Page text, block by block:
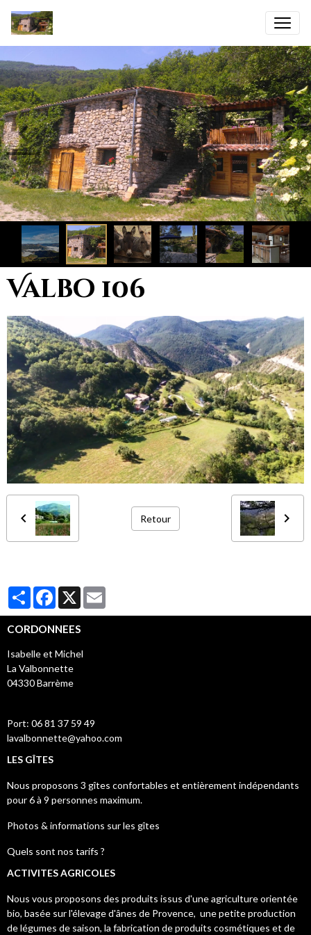
Valbo 106
Retour
PartagerFacebook
X
CORDONNEES
Isabelle et Michel
La Valbonnette
04330 Barrème
Port: 06 81 37 59 49
lavalbonnette@yahoo.com
LES GÎTES
Nous proposons 3 gîtes confortables et entièrement indépendants
pour 6 à 9 personnes maximum.
Photos & informations sur les gîtes
Quels sont nos tarifs ?
ACTIVITES AGRICOLES
Nous vous proposons des produits issus d'une agriculture orientée
bio, basée sur l'élevage d'ânes de Provence, une petite production
de légumes de saison, la fabrication de produits cosmétiques et de